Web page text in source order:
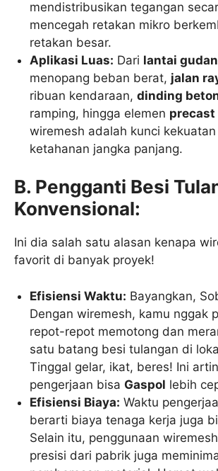
mendistribusikan tegangan
mencegah retakan mikro
retakan besar.
Aplikasi Luas: Dari lantai
menopang beban berat, jalan
ribuan kendaraan,dinding
ramping, hingga elemen precast
wiremesh adalah kunci
ketahanan jangka panjang.
B. Pengganti Besi
Konvensional:
Ini dia salah satu alasan kenapa
favorit di banyak proyek!
Efisiensi Waktu: Bayangkan,
Dengan wiremesh, kamu nggak
repot-repot memotong dan
satu batang besi tulangan di
Tinggal gelar, ikat, beres! Ini
pengerjaan bisa Gaspol lebih
Efisiensi Biaya: Waktu
berarti biaya tenaga kerja juga
Selain itu, penggunaan
presisi dari pabrik juga